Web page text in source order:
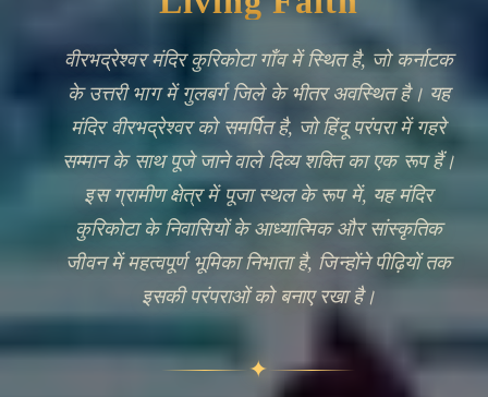
यह मंदिर दक्कन क्षेत्र में हिंदू भक्ति प्रथा की निरंतरता का
प्रतीक है, जहाँ ऐसे मंदिर लंबे समय से समुदाय के
सम्मेलन, अनुष्ठान पालन और पवित्र ज्ञान के प्रसारण के
केंद्र के रूप में कार्य करते आए हैं। आकार में विनम्र होते
हुए भी, इस प्रकार के मंदिर ग्राम धार्मिक जीवन की रीढ़
बनते हैं, जो ग्रामीणों को नियमित पूजा और मौसमी
अनुष्ठानों के माध्यम से दिव्य से सीधा संबंध प्रदान करते
हैं। कुरिकोटा में इस मंदिर की उपस्थिति स्थानीयता और
आस्था के बीच उस स्थायी संबंध को दर्शाती है, जिसने
कर्नाटक के धार्मिक परिदृश्य को आकार दिया है।